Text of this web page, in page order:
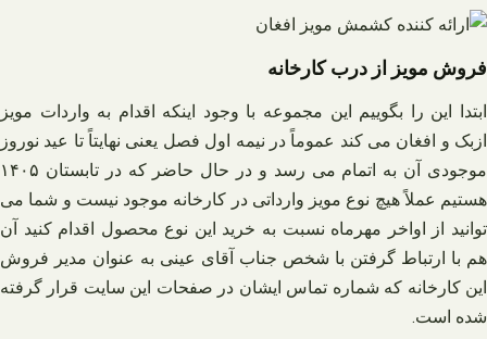
فروش مویز از درب کارخانه
ابتدا این را بگوییم این مجموعه با وجود اینکه اقدام به واردات مویز
ازبک و افغان می‌ کند عموماً در نیمه اول فصل یعنی نهایتاً تا عید نوروز
موجودی آن به اتمام می‌ رسد و در حال حاضر که در تابستان ۱۴۰۵
هستیم عملاً هیچ نوع مویز وارداتی در کارخانه موجود نیست و شما می‌
توانید از اواخر مهرماه نسبت به خرید این نوع محصول اقدام کنید آن
هم با ارتباط گرفتن با شخص جناب آقای عینی به عنوان مدیر فروش
این کارخانه که شماره تماس ایشان در صفحات این سایت قرار گرفته
شده است.